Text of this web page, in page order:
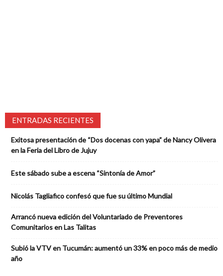
ENTRADAS RECIENTES
Exitosa presentación de “Dos docenas con yapa” de Nancy Olivera
en la Feria del Libro de Jujuy
Este sábado sube a escena “Sintonía de Amor”
Nicolás Tagliafico confesó que fue su último Mundial
Arrancó nueva edición del Voluntariado de Preventores
Comunitarios en Las Talitas
Subió la VTV en Tucumán: aumentó un 33% en poco más de medio
año